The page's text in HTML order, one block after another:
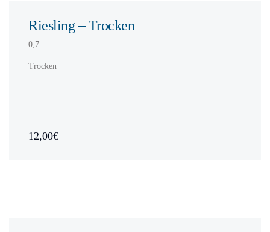
Riesling – Trocken
0,7
Trocken
12,00€